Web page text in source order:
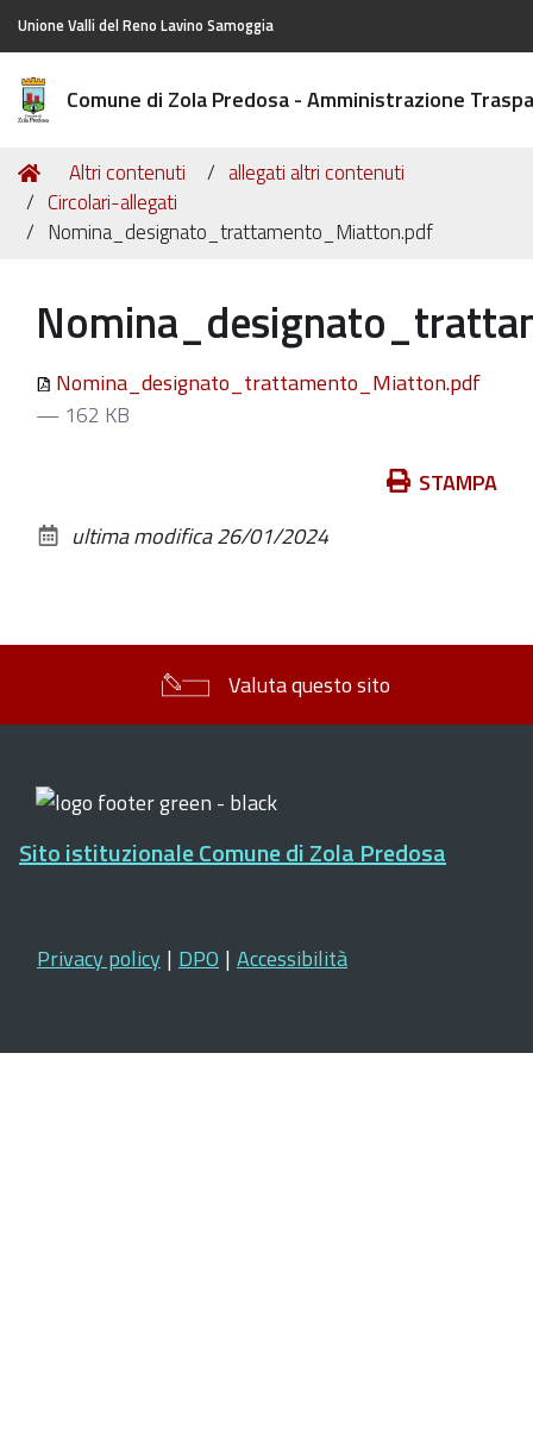
Unione Valli del Reno Lavino Samoggia
Comune di Zola Predosa - Amministrazione
Tu
sei
qui:
Home
Altri contenuti
allegati altri contenuti
Circolari-allegati
Nomina_designato_trattamento_Miatton.pdf
Nomina_designato_trattamento_Miatton.pdf
— 162 KB
documento
STAMPA
ultima modifica26/01/2024
Valuta questo sito
Sito istituzionale Comune di Zola Predosa
Privacy policy | DPO | Accessibilità